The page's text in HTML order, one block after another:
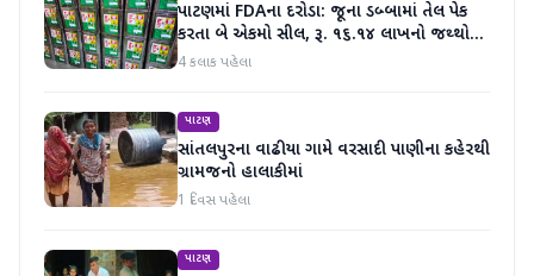
પાટણમાં FDAના દરોડા: જૂના ડબ્બામાં તેલ પેક
કરતા બે એકમો સીલ, રૂ. ૧૬.૧૪ લાખનો જથ્થો
જપ્ત
4 કલાક પહેલા
પાટણ
સાંતલપુરના વાઢીયા ગામે વરસાદી પાણીના કહેરથી
ગ્રામજનો હાલાકીમાં
1 દિવસ પહેલા
પાટણ